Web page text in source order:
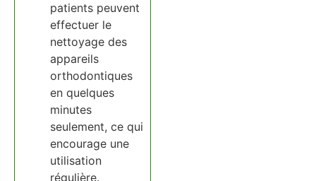
patients peuvent
effectuer le
nettoyage des
appareils
orthodontiques
en quelques
minutes
seulement, ce qui
encourage une
utilisation
régulière.